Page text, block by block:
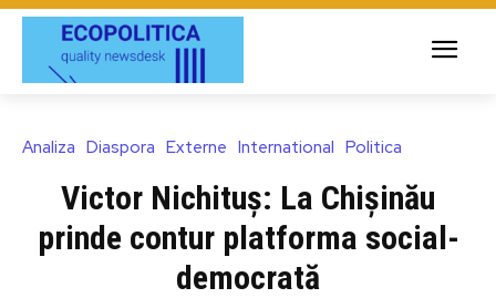
Analiza Diaspora Externe International Politica
Victor Nichituş: La Chișinău
prinde contur platforma social-
democrată